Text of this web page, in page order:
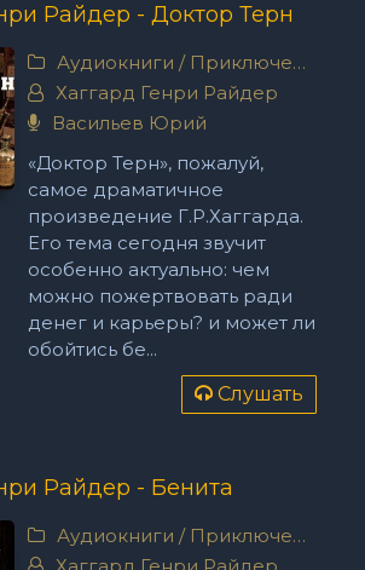
Райдер - Доктор Терн
Аудиокниги / Приключения
Хаггард Генри Райдер
Васильев Юрий
«Доктор Терн», пожалуй,
самое драматичное
произведение Г.Р.Хаггарда.
Его тема сегодня звучит
особенно актуально: чем
можно пожертвовать ради
денег и карьеры? и может ли
обойтись бе...
Слушать
Райдер - Бенита
Аудиокниги / Приключения